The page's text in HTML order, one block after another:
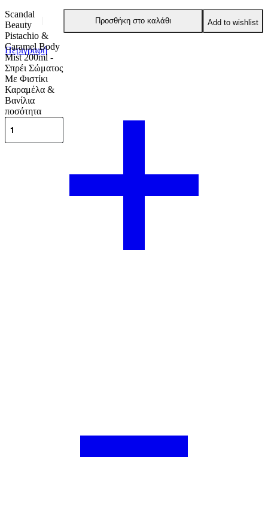
Scandal
Beauty
Pistachio &
Caramel Body
Mist 200ml -
Σπρέι Σώματος
Με Φιστίκι
Καραμέλα &
Βανίλια
ποσότητα
Προσθήκη στο καλάθι Add to wishlist
Περιγραφή